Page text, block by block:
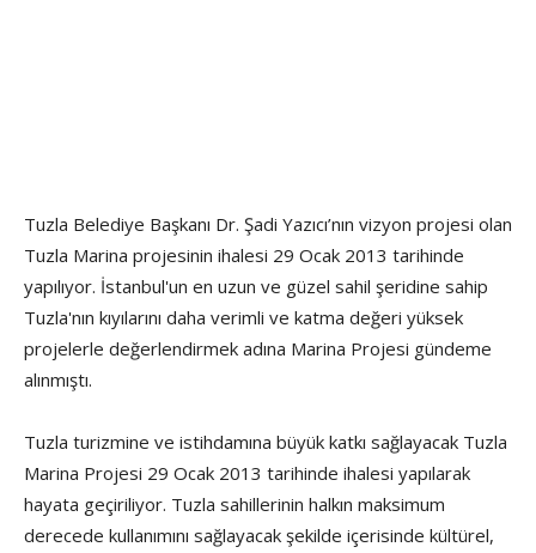
Tuzla Belediye Başkanı Dr. Şadi Yazıcı’nın vizyon projesi olan
Tuzla Marina projesinin ihalesi 29 Ocak 2013 tarihinde
yapılıyor. İstanbul'un en uzun ve güzel sahil şeridine sahip
Tuzla'nın kıyılarını daha verimli ve katma değeri yüksek
projelerle değerlendirmek adına Marina Projesi gündeme
alınmıştı.
Tuzla turizmine ve istihdamına büyük katkı sağlayacak Tuzla
Marina Projesi 29 Ocak 2013 tarihinde ihalesi yapılarak
hayata geçiriliyor. Tuzla sahillerinin halkın maksimum
derecede kullanımını sağlayacak şekilde içerisinde kültürel,